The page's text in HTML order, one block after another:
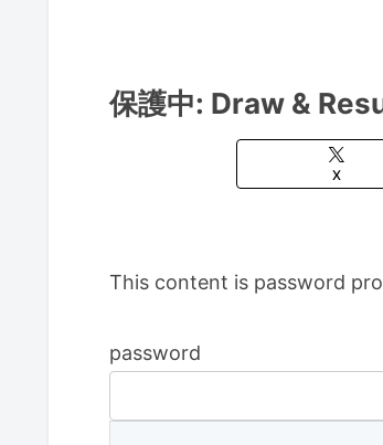
保護中: Draw &
X
This content is password
password